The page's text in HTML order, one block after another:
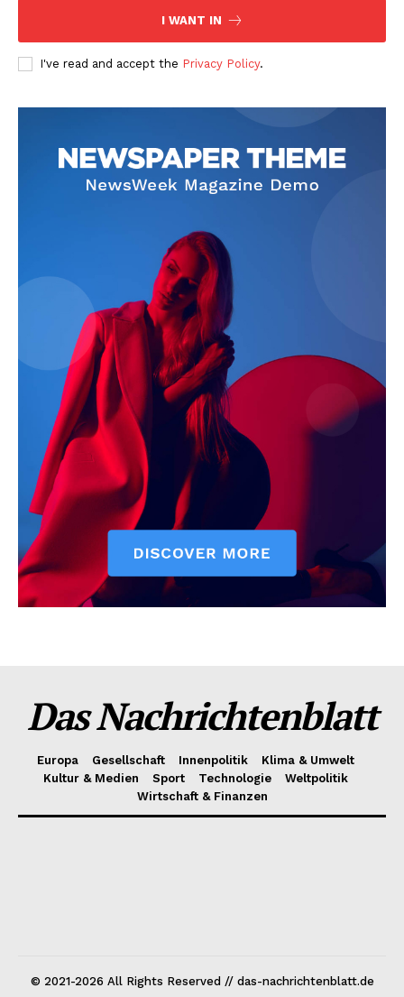
I WANT IN
I've read and accept the Privacy Policy.
Das Nachrichtenblatt
Europa Gesellschaft Innenpolitik
Klima & Umwelt
Kultur & Medien
Sport Technologie
Weltpolitik
Wirtschaft & Finanzen
© 2021-2026 All Rights Reserved // das-nachrichtenblatt.de